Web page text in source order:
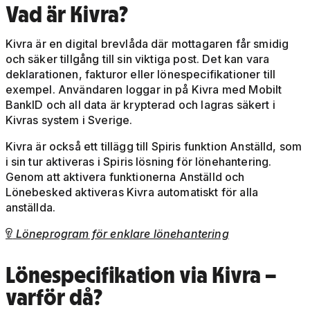
Vad är Kivra?
Kivra är en digital brevlåda där mottagaren får smidig
och säker tillgång till sin viktiga post. Det kan vara
deklarationen, fakturor eller lönespecifikationer till
exempel. Användaren loggar in på Kivra med Mobilt
BankID och all data är krypterad och lagras säkert i
Kivras system i Sverige.
Kivra är också ett tillägg till Spiris funktion Anställd, som
i sin tur aktiveras i Spiris lösning för lönehantering.
Genom att aktivera funktionerna Anställd och
Lönebesked aktiveras Kivra automatiskt för alla
anställda.
 Löneprogram för enklare lönehantering
Lönespecifikation via Kivra –
varför då?